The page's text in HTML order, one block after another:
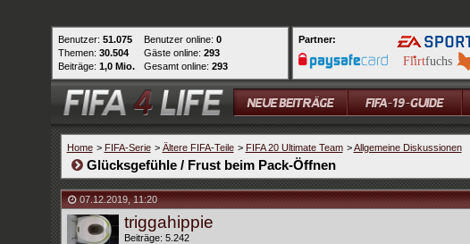
Benutzer: 51.075
Themen: 30.504
Beiträge: 1,0 Mio.
Benutzer online: 0
Gäste online: 293
Gesamt online: 293
Partner:
Home > FIFA-Serie > Ältere FIFA-Teile > FIFA 20 Ultimate Team >Allgemeine Diskussionen
Glücksgefühle / Frust beim Pack-Öffnen
07.12.2019,11:20
triggahippie
Beiträge: 5.242